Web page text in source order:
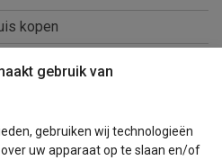
gebruik van
gebruiken wij technologieën
uw apparaat op te slaan en/of
kopen